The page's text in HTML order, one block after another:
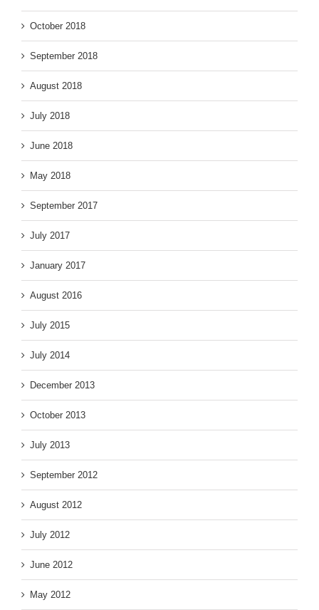
October 2018
September 2018
August 2018
July 2018
June 2018
May 2018
September 2017
July 2017
January 2017
August 2016
July 2015
July 2014
December 2013
October 2013
July 2013
September 2012
August 2012
July 2012
June 2012
May 2012